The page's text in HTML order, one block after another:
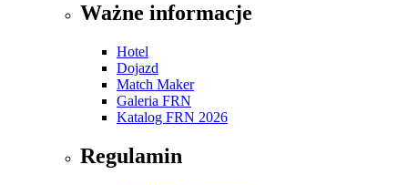
Ważne informacje
Hotel
Dojazd
Match Maker
Galeria FRN
Katalog FRN 2026
Regulamin